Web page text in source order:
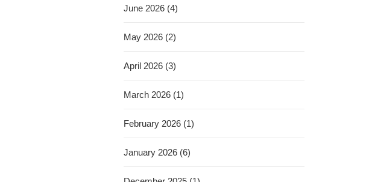
June 2026 (4)
May 2026 (2)
April 2026 (3)
March 2026 (1)
February 2026 (1)
January 2026 (6)